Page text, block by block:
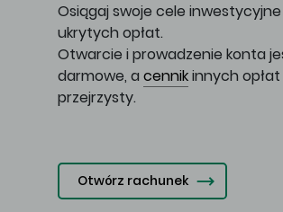
Osiągaj swoje cele
ukrytych opłat.
Otwarcie i prowadzenie konta
darmowe, a cennikinnych
przejrzysty.
Otwórz rachunek